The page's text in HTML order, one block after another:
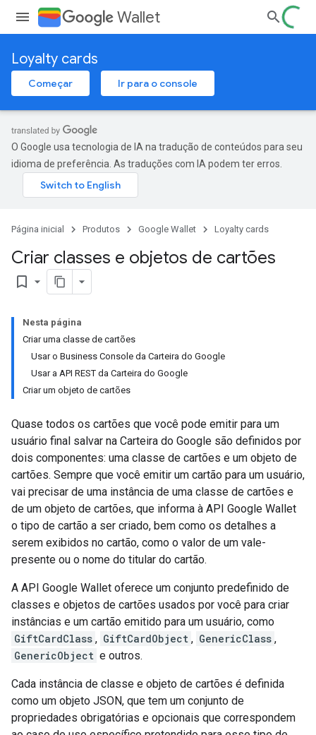
Wallet
Loyalty cards
Começar Ir para o console
O Google usa tecnologia de IA na tradução de conteúdos para seu
idioma de preferência. As traduções com IA podem ter erros.
Página inicial Produtos Google Wallet Loyalty cards
Criar classes e objetos de cartões
bookmark_border
Nesta página
Criar uma classe de cartões
Usar o Business Console da Carteira do Google
Usar a API REST da Carteira do Google
Criar um objeto de cartões
Quase todos os cartões que você pode emitir para um
usuário final salvar na Carteira do Google são definidos por
dois componentes: uma classe de cartões e um objeto de
cartões. Sempre que você emitir um cartão para um usuário,
vai precisar de uma instância de uma classe de cartões e
de um objeto de cartões, que informa à API Google Wallet
o tipo de cartão a ser criado, bem como os detalhes a
serem exibidos no cartão, como o valor de um vale-
presente ou o nome do titular do cartão.
A API Google Wallet oferece um conjunto predefinido de
classes e objetos de cartões usados por você para criar
instâncias e um cartão emitido para um usuário, como
GiftCardClass , GiftCardObject , GenericClass ,
GenericObject e outros.
Cada instância de classe e objeto de cartões é definida
como um objeto JSON, que tem um conjunto de
propriedades obrigatórias e opcionais que correspondem